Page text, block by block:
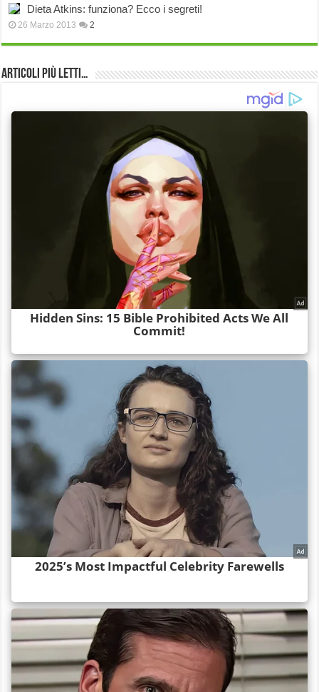
Dieta Atkins: funziona? Ecco i segreti!
26 Marzo 2013 2
Articoli più Letti…